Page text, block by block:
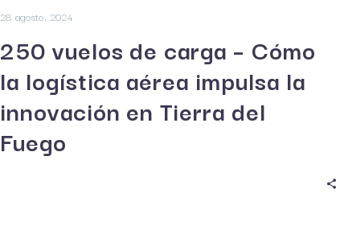
28 agosto, 2024
250 vuelos de carga – Cómo
la logística aérea impulsa la
innovación en Tierra del
Fuego